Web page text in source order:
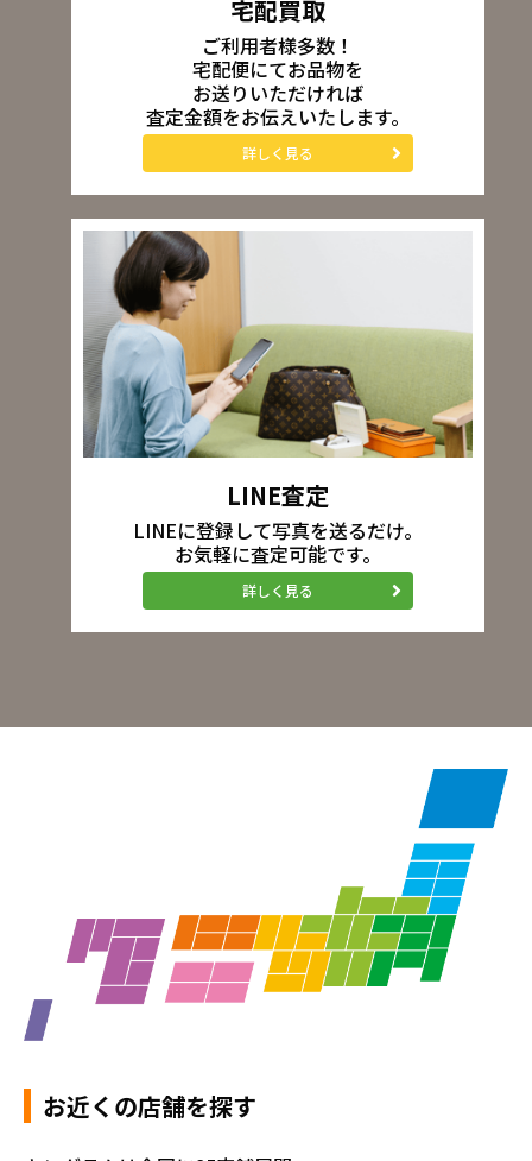
宅配買取
ご利用者様多数！
宅配便にてお品物を
お送りいただければ
査定金額をお伝えいたします。
詳しく見る
LINE査定
LINEに登録して写真を送るだけ。
お気軽に査定可能です。
詳しく見る
お近くの店舗を探す